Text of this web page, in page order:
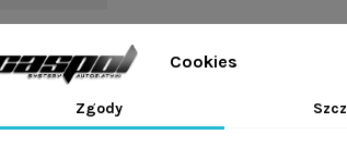
połączyć z
Cookies
Zgody